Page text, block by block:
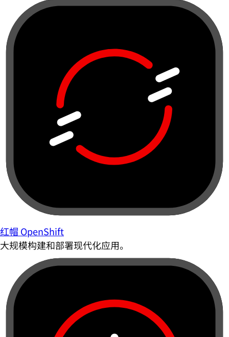
红帽 OpenShift
大规模构建和部署现代化应用。